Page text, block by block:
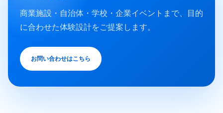
商業施設・自治体・学校・企業イベントまで、目的
に合わせた体験設計をご提案します。
お問い合わせはこちら